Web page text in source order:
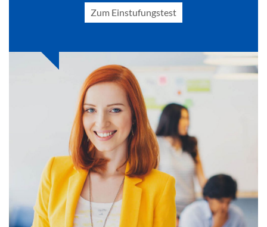
Zum Einstufungstest